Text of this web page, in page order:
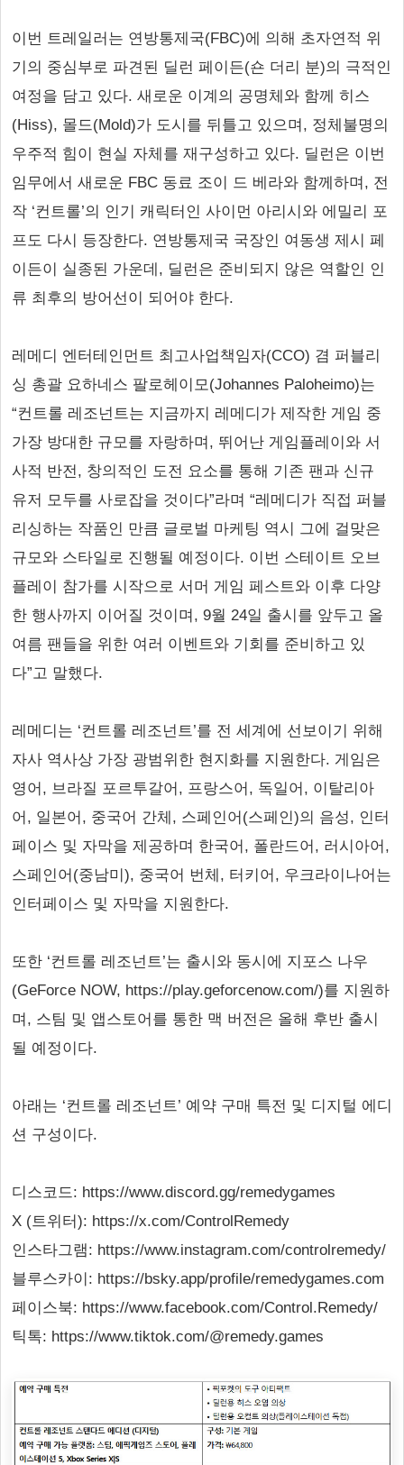
이번 트레일러는 연방통제국(FBC)에 의해 초자연적 위
기의 중심부로 파견된 딜런 페이든(숀 더리 분)의 극적인
여정을 담고 있다. 새로운 이계의 공명체와 함께 히스
(Hiss), 몰드(Mold)가 도시를 뒤틀고 있으며, 정체불명의
우주적 힘이 현실 자체를 재구성하고 있다. 딜런은 이번
임무에서 새로운 FBC 동료 조이 드 베라와 함께하며, 전
작 ‘컨트롤’의 인기 캐릭터인 사이먼 아리시와 에밀리 포
프도 다시 등장한다. 연방통제국 국장인 여동생 제시 페
이든이 실종된 가운데, 딜런은 준비되지 않은 역할인 인
류 최후의 방어선이 되어야 한다.
레메디 엔터테인먼트 최고사업책임자(CCO) 겸 퍼블리
싱 총괄 요하네스 팔로헤이모(Johannes Paloheimo)는
“컨트롤 레조넌트는 지금까지 레메디가 제작한 게임 중
가장 방대한 규모를 자랑하며, 뛰어난 게임플레이와 서
사적 반전, 창의적인 도전 요소를 통해 기존 팬과 신규
유저 모두를 사로잡을 것이다”라며 “레메디가 직접 퍼블
리싱하는 작품인 만큼 글로벌 마케팅 역시 그에 걸맞은
규모와 스타일로 진행될 예정이다. 이번 스테이트 오브
플레이 참가를 시작으로 서머 게임 페스트와 이후 다양
한 행사까지 이어질 것이며, 9월 24일 출시를 앞두고 올
여름 팬들을 위한 여러 이벤트와 기회를 준비하고 있
다”고 말했다.
레메디는 ‘컨트롤 레조넌트’를 전 세계에 선보이기 위해
자사 역사상 가장 광범위한 현지화를 지원한다. 게임은
영어, 브라질 포르투갈어, 프랑스어, 독일어, 이탈리아
어, 일본어, 중국어 간체, 스페인어(스페인)의 음성, 인터
페이스 및 자막을 제공하며 한국어, 폴란드어, 러시아어,
스페인어(중남미), 중국어 번체, 터키어, 우크라이나어는
인터페이스 및 자막을 지원한다.
또한 ‘컨트롤 레조넌트’는 출시와 동시에 지포스 나우
(GeForce NOW, https://play.geforcenow.com/)를 지원하
며, 스팀 및 앱스토어를 통한 맥 버전은 올해 후반 출시
될 예정이다.
아래는 ‘컨트롤 레조넌트’ 예약 구매 특전 및 디지털 에디
션 구성이다.
디스코드: https://www.discord.gg/remedygames
X (트위터): https://x.com/ControlRemedy
인스타그램: https://www.instagram.com/controlremedy/
블루스카이: https://bsky.app/profile/remedygames.com
페이스북: https://www.facebook.com/Control.Remedy/
틱톡: https://www.tiktok.com/@remedy.games